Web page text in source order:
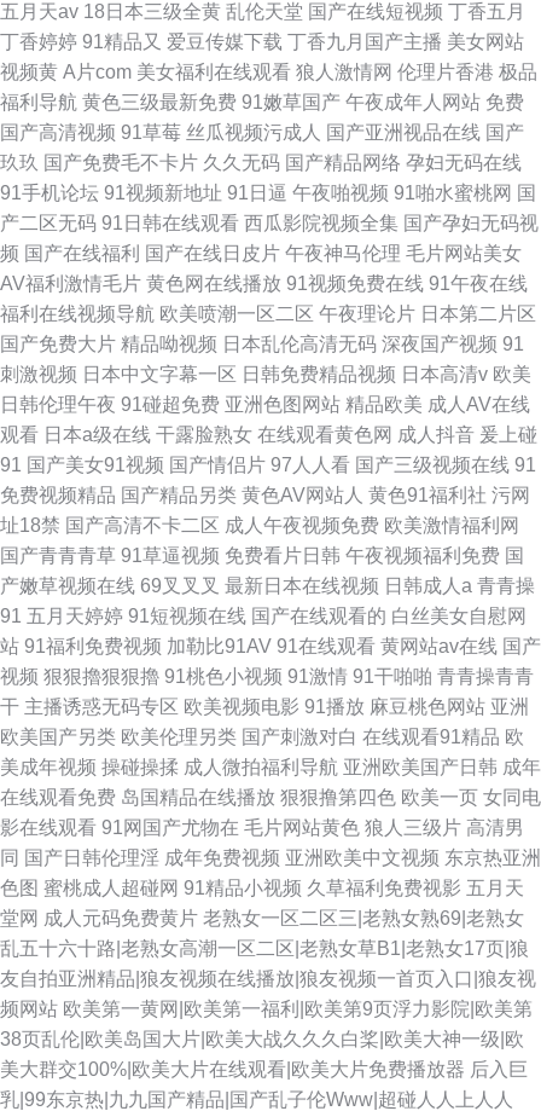
五月天av 18日本三级全黄 乱伦天堂 国产在线短视频 丁香五月
丁香婷婷 91精品又 爱豆传媒下载 丁香九月国产主播 美女网站
视频黄 A片com 美女福利在线观看 狼人激情网 伦理片香港 极品
福利导航 黄色三级最新免费 91嫩草国产 午夜成年人网站 免费
国产高清视频 91草莓 丝瓜视频污成人 国产亚洲视品在线 国产
玖玖 国产免费毛不卡片 久久无码 国产精品网络 孕妇无码在线
91手机论坛 91视频新地址 91日逼 午夜啪视频 91啪水蜜桃网 国
产二区无码 91日韩在线观看 西瓜影院视频全集 国产孕妇无码视
频 国产在线福利 国产在线日皮片 午夜神马伦理 毛片网站美女
AV福利激情毛片 黄色网在线播放 91视频免费在线 91午夜在线
福利在线视频导航 欧美喷潮一区二区 午夜理论片 日本第二片区
国产免费大片 精品呦视频 日本乱伦高清无码 深夜国产视频 91
刺激视频 日本中文字幕一区 日韩免费精品视频 日本高清v 欧美
日韩伦理午夜 91碰超免费 亚洲色图网站 精品欧美 成人AV在线
观看 日本a级在线 干露脸熟女 在线观看黄色网 成人抖音 爰上碰
91 国产美女91视频 国产情侣片 97人人看 国产三级视频在线 91
免费视频精品 国产精品另类 黄色AV网站人 黄色91福利社 污网
址18禁 国产高清不卡二区 成人午夜视频免费 欧美激情福利网
国产青青青草 91草逼视频 免费看片日韩 午夜视频福利免费 国
产嫩草视频在线 69叉叉叉 最新日本在线视频 日韩成人a 青青操
91 五月天婷婷 91短视频在线 国产在线观看的 白丝美女自慰网
站 91福利免费视频 加勒比91AV 91在线观看 黄网站av在线 国产
视频 狠狠擼狠狠擼 91桃色小视频 91激情 91干啪啪 青青操青青
干 主播诱惑无码专区 欧美视频电影 91播放 麻豆桃色网站 亚洲
欧美国产另类 欧美伦理另类 国产刺激对白 在线观看91精品 欧
美成年视频 操碰操揉 成人微拍福利导航 亚洲欧美国产日韩 成年
在线观看免费 岛国精品在线播放 狠狠撸第四色 欧美一页 女同电
影在线观看 91网国产尤物在 毛片网站黄色 狼人三级片 高清男
同 国产日韩伦理淫 成年免费视频 亚洲欧美中文视频 东京热亚洲
色图 蜜桃成人超碰网 91精品小视频 久草福利免费视影 五月天
堂网 成人元码免费黄片 老熟女一区二区三|老熟女熟69|老熟女
乱五十六十路|老熟女高潮一区二区|老熟女草B1|老熟女17页|狼
友自拍亚洲精品|狼友视频在线播放|狼友视频一首页入口|狼友视
频网站 欧美第一黄网|欧美第一福利|欧美第9页浮力影院|欧美第
38页乱伦|欧美岛国大片|欧美大战久久久白桨|欧美大神一级|欧
美大群交100%|欧美大片在线观看|欧美大片免费播放器 后入巨
乳|99东京热|九九国产精品|国产乱子伦Www|超碰人人上人人